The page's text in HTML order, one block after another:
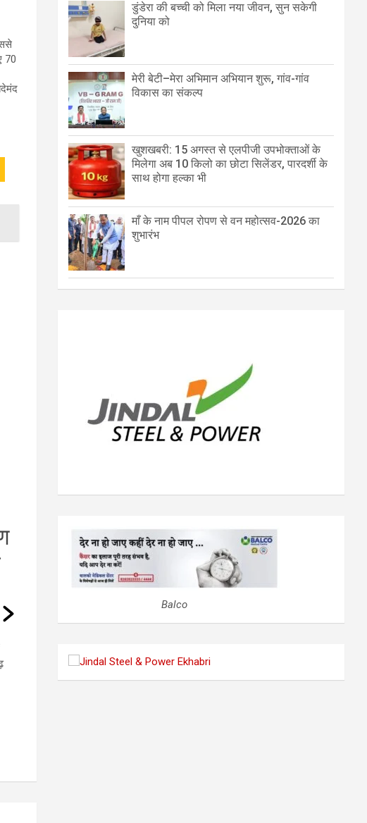
70
आज का राशिफल
ByUser 6/August 2, 2026 0 Comments
मेष राशि : आज का दिन आपके लिए भाग्य के दृष्टिकोण से अच्छा लेने वाला है। आपकी
बड़प्पन दिखाते हुए माफ करना होगा। आप यदि...
डुंडेरा की बच्ची को मिला नया जीवन, सुन सकेगी
दुनिया को
मेरी बेटी–मेरा अभिमान अभियान शुरू, गांव-गांव
विकास का संकल्प
खुशखबरी: 15 अगस्त से एलपीजी उपभोक्ताओं के
मिलेगा अब 10 किलो का छोटा सिलेंडर, पारदर्शी के
साथ होगा हल्का भी
माँ के नाम पीपल रोपण से वन महोत्सव-2026 का
शुभारंभ
Balco